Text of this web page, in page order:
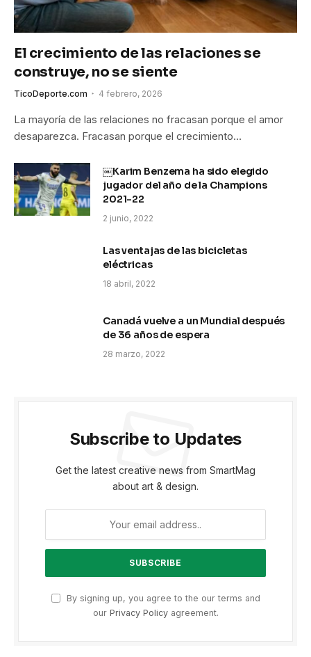
El crecimiento de las relaciones se
construye, no se siente
TicoDeporte.com 4 febrero, 2026
La mayoría de las relaciones no fracasan porque el amor
desaparezca. Fracasan porque el crecimiento…
￼Karim Benzema ha sido elegido
jugador del año de la Champions
2021-22
2 junio, 2022
Las ventajas de las bicicletas
eléctricas
18 abril, 2022
Canadá vuelve a un Mundial después
de 36 años de espera
28 marzo, 2022
Subscribe to Updates
Get the latest creative news from SmartMag
about art & design.
By signing up, you agree to the our terms and
our Privacy Policyagreement.